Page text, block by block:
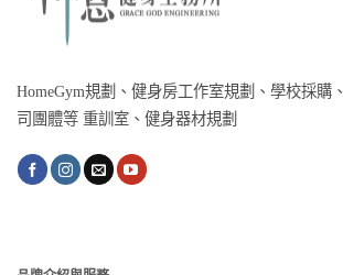
HomeGym規劃、健身房工作室規劃、學校採購
司團體等 重訓室、健身器材規劃